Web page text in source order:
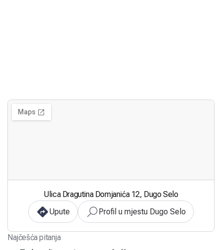
Ulica Dragutina Domjanića 12, Dugo Selo
Upute
Profil u mjestu Dugo Selo
Najčešća pitanja